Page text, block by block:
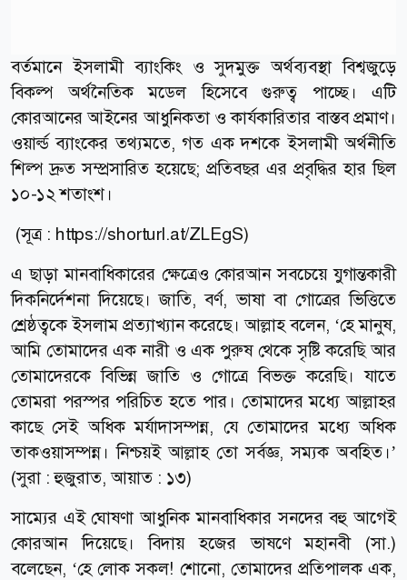
বর্তমানে ইসলামী ব্যাংকিং ও সুদমুক্ত অর্থব্যবস্থা বিশ্বজুড়ে
বিকল্প অর্থনৈতিক মডেল হিসেবে গুরুত্ব পাচ্ছে। এটি
কোরআনের আইনের আধুনিকতা ও কার্যকারিতার বাস্তব প্রমাণ।
ওয়ার্ল্ড ব্যাংকের তথ্যমতে, গত এক দশকে ইসলামী অর্থনীতি
শিল্প দ্রুত সম্প্রসারিত হয়েছে; প্রতিবছর এর প্রবৃদ্ধির হার ছিল
১০-১২ শতাংশ।
(সূত্র : https://shorturl.at/ZLEgS)
এ ছাড়া মানবাধিকারের ক্ষেত্রেও কোরআন সবচেয়ে যুগান্তকারী
দিকনির্দেশনা দিয়েছে। জাতি, বর্ণ, ভাষা বা গোত্রের ভিত্তিতে
শ্রেষ্ঠত্বকে ইসলাম প্রত্যাখ্যান করেছে। আল্লাহ বলেন, ‘হে মানুষ,
আমি তোমাদের এক নারী ও এক পুরুষ থেকে সৃষ্টি করেছি আর
তোমাদেরকে বিভিন্ন জাতি ও গোত্রে বিভক্ত করেছি। যাতে
তোমরা পরস্পর পরিচিত হতে পার। তোমাদের মধ্যে আল্লাহর
কাছে সেই অধিক মর্যাদাসম্পন্ন, যে তোমাদের মধ্যে অধিক
তাকওয়াসম্পন্ন। নিশ্চয়ই আল্লাহ তো সর্বজ্ঞ, সম্যক অবহিত।’
(সুরা : হুজুরাত, আয়াত : ১৩)
সাম্যের এই ঘোষণা আধুনিক মানবাধিকার সনদের বহু আগেই
কোরআন দিয়েছে। বিদায় হজের ভাষণে মহানবী (সা.)
বলেছেন, ‘হে লোক সকল! শোনো, তোমাদের প্রতিপালক এক,